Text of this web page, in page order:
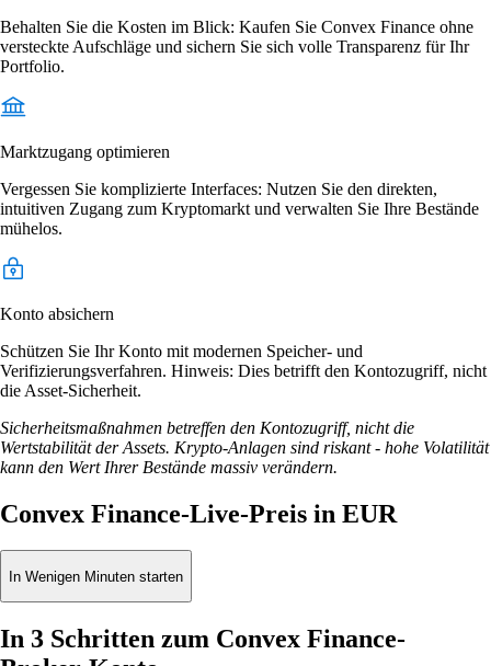
Behalten Sie die Kosten im Blick: Kaufen Sie Convex Finance ohne
versteckte Aufschläge und sichern Sie sich volle Transparenz für Ihr
Portfolio.
Marktzugang optimieren
Vergessen Sie komplizierte Interfaces: Nutzen Sie den direkten,
intuitiven Zugang zum Kryptomarkt und verwalten Sie Ihre Bestände
mühelos.
Konto absichern
Schützen Sie Ihr Konto mit modernen Speicher- und
Verifizierungsverfahren. Hinweis: Dies betrifft den Kontozugriff, nicht
die Asset-Sicherheit.
Sicherheitsmaßnahmen betreffen den Kontozugriff, nicht die
Wertstabilität der Assets. Krypto-Anlagen sind riskant - hohe Volatilität
kann den Wert Ihrer Bestände massiv verändern.
Convex Finance-Live-Preis in EUR
In Wenigen Minuten starten
In 3 Schritten zum Convex Finance-